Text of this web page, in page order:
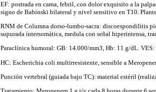
EF: postrada en cama, febril, con dolor exquisito a la
signo de Babinski bilateral y nivel sensitivo en T10.
RNM de Columna dorso-lumbo-sacra: discoespondilitis
supurada íntersomática, medula con señal hiperintensa,
Paraclínica humoral: GB: 14.000/mm3, Hb: 11 g/dL. VES:
HC: Escherichia coli multirresistente, sensible a
Punción vertebral (guiada bajo TC): material estéril